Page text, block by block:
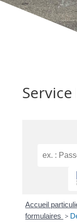
Accueil
formulaires >